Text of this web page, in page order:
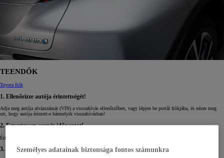
TEENDŐK
Toyota fiók
1. Ellenőrizze autója érintettségét!
Adja meg autója alvázszámát (VIN) a visszahívás ellenőrzőben, vagy lépjen be portál fiókjába, és nézze meg
ott, hogy autója érintett-e bármelyik visszahívásban!
2. Egyeztessen szerviz időpontot!
Érintettség esetén mindenképp kérjen időpontot Toyota Márkaszervizében!
3. Vigye el autóját a szervizbe!
Személyes adatainak biztonsága fontos számunkra